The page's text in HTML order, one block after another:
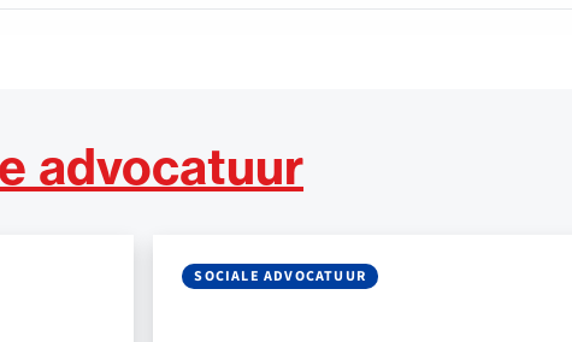
advocatuur
SOCIALE ADVOCATUUR